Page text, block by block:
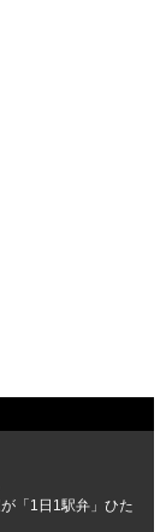
「1日1駅弁」ひた